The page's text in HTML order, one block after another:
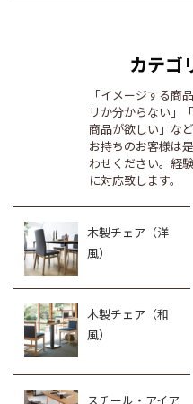
カテゴ
「イメージする商
リか分からない」
商品が欲しい」な
お持ちのお客様は
わせください。経
に対応致します。
木製チェア（洋
風）
木製チェア（和
風）
スチール・アイア